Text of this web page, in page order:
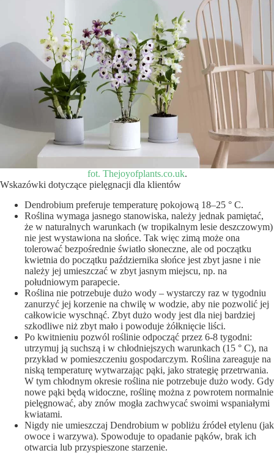
fot. Thejoyofplants.co.uk.
Wskazówki dotyczące pielęgnacji dla klientów
Dendrobium preferuje temperaturę pokojową 18–25 ° C.
Roślina wymaga jasnego stanowiska, należy jednak pamiętać,
że w naturalnych warunkach (w tropikalnym lesie deszczowym)
nie jest wystawiona na słońce. Tak więc zimą może ona
tolerować bezpośrednie światło słoneczne, ale od początku
kwietnia do początku października słońce jest zbyt jasne i nie
należy jej umieszczać w zbyt jasnym miejscu, np. na
południowym parapecie.
Roślina nie potrzebuje dużo wody – wystarczy raz w tygodniu
zanurzyć jej korzenie na chwilę w wodzie, aby nie pozwolić jej
całkowicie wyschnąć. Zbyt dużo wody jest dla niej bardziej
szkodliwe niż zbyt mało i powoduje żółknięcie liści.
Po kwitnieniu pozwól roślinie odpocząć przez 6-8 tygodni:
utrzymuj ją suchszą i w chłodniejszych warunkach (15 ° C), na
przykład w pomieszczeniu gospodarczym. Roślina zareaguje na
niską temperaturę wytwarzając pąki, jako strategię przetrwania.
W tym chłodnym okresie roślina nie potrzebuje dużo wody. Gdy
nowe pąki będą widoczne, roślinę można z powrotem normalnie
pielęgnować, aby znów mogła zachwycać swoimi wspaniałymi
kwiatami.
Nigdy nie umieszczaj Dendrobium w pobliżu źródeł etylenu (jak
owoce i warzywa). Spowoduje to opadanie pąków, brak ich
otwarcia lub przyspieszone starzenie.